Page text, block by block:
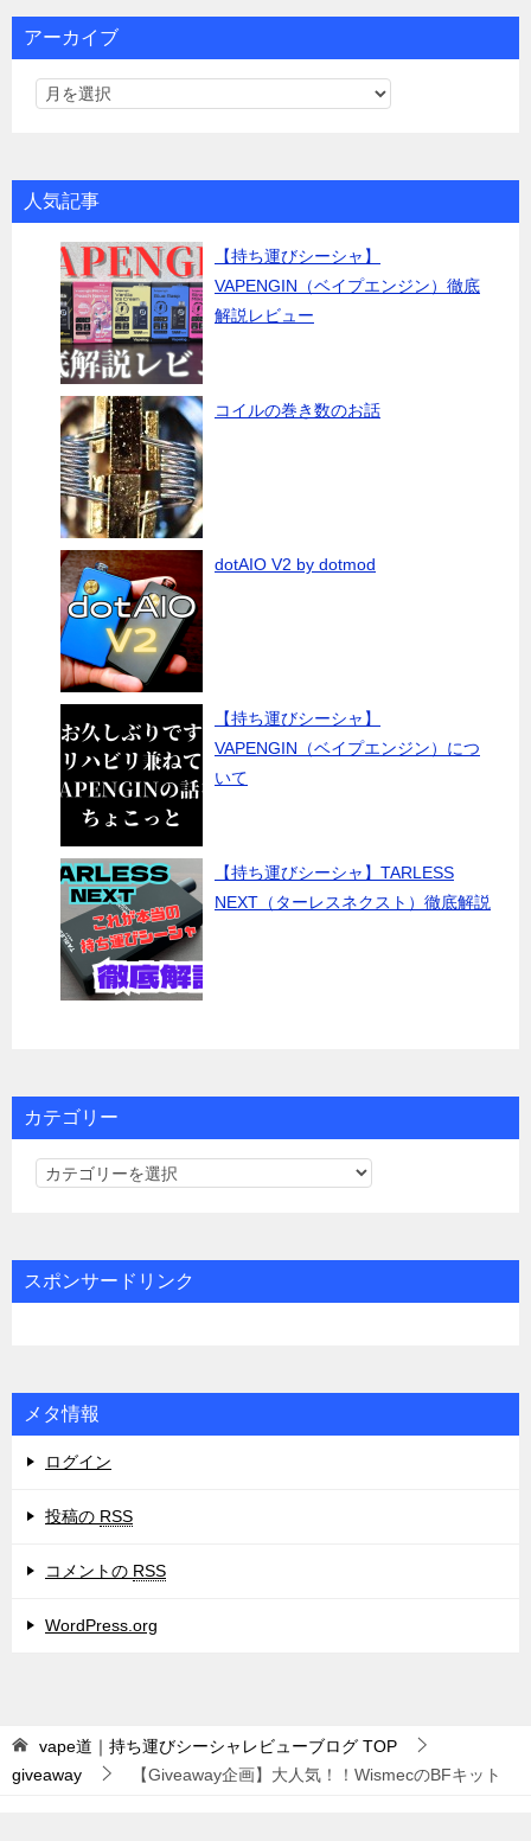
アーカイブ
人気記事
【持ち運びシーシャ】
VAPENGIN（ベイプエンジン）徹底
解説レビュー
コイルの巻き数のお話
dotAIO V2 by dotmod
【持ち運びシーシャ】
VAPENGIN（ベイプエンジン）につ
いて
【持ち運びシーシャ】TARLESS
NEXT（ターレスネクスト）徹底解説
カテゴリー
カ
リ
ー
スポンサードリンク
メタ情報
ログイン
投稿の RSS
コメントの RSS
WordPress.org
vape道｜持ち運びシーシャレビューブログ TOP
giveaway
【Giveaway企画】大人気！！WismecのBFキット